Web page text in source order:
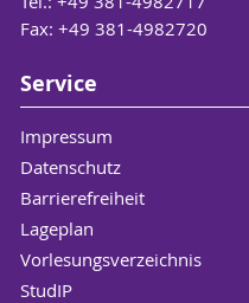
Fax: +49 381-4982720
Service
Impressum
Datenschutz
Barrierefreiheit
Lageplan
Vorlesungsverzeichnis
StudIP